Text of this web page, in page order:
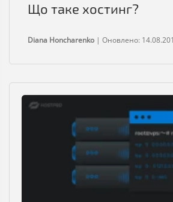
Що таке хостинг?
Diana Honcharenko | Оновлено: